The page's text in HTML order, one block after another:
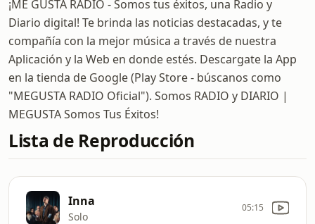
¡ME GUSTA RADIO - Somos tus éxitos, una Radio y
Diario digital! Te brinda las noticias destacadas, y te
compañía con la mejor música a través de nuestra
Aplicación y la Web en donde estés. Descargate la App
en la tienda de Google (Play Store - búscanos como
"MEGUSTA RADIO Oficial"). Somos RADIO y DIARIO |
MEGUSTA Somos Tus Éxitos!
Lista de Reproducción
Inna
Solo
05:15